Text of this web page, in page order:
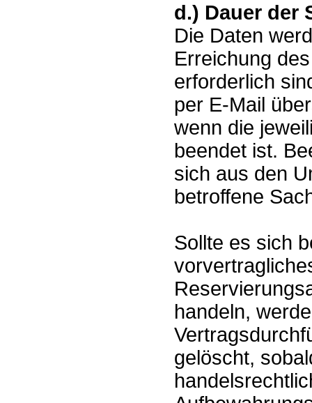
d.) Dauer der
Die Daten
Erreichung
erforderlich
per E-Mail
wenn die
beendet ist.
sich aus den
betroffene
Sollte es sich
handeln,
gelöscht,